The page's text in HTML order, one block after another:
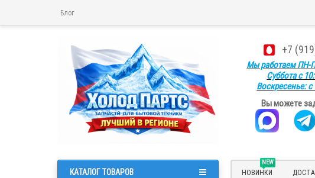
Блог
+7
Мы работаем ПН-
Суббота с
Воскресенье: с
Вы можете
NEW
НОВИНКИ
КАТАЛОГ ТОВАРОВ